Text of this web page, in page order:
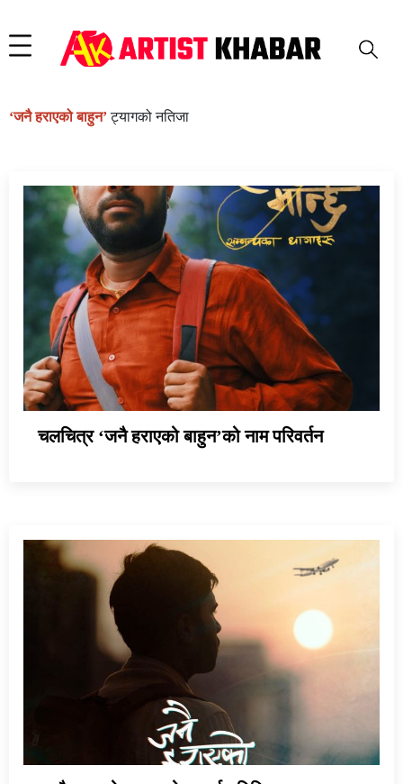
‘जनै हराएको बाहुन’ट्यागको नतिजा
चलचित्र ‘जनै हराएको बाहुन’को नाम परिवर्तन